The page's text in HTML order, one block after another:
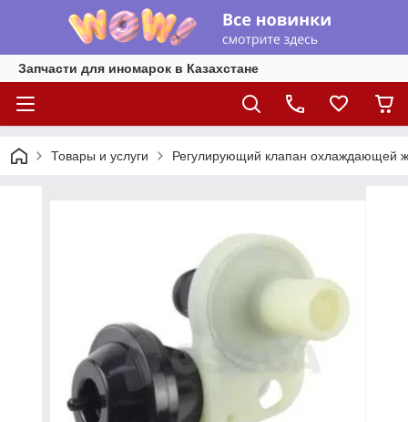
Запчасти для иномарок в Казахстане
Товары и услуги Регулирующий клапан охлаждающей